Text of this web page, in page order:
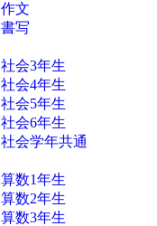
作文
書写
社会3年生
社会4年生
社会5年生
社会6年生
社会学年共通
算数1年生
算数2年生
算数3年生